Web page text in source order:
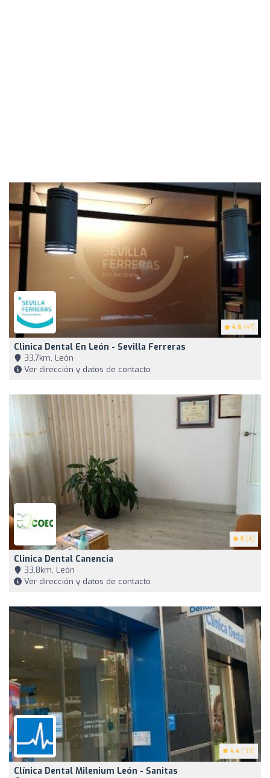
4.6 (47)
Clinica Dental En León - Sevilla Ferreras
33,7km, León
Ver dirección y datos de contacto
5 (6)
Clinica Dental Canencia
33,8km, León
Ver dirección y datos de contacto
4.4 (110)
Clínica Dental Milenium León - Sanitas